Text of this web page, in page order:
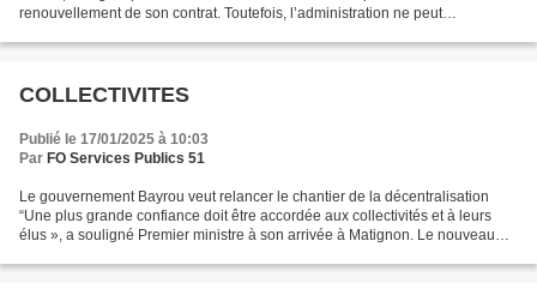
renouvellement de son contrat. Toutefois, l’administration ne peut
COLLECTIVITES
Publié le 17/01/2025 à 10:03
Par FO Services Publics 51
Le gouvernement Bayrou veut relancer le chantier de la décentralisation
“Une plus grande confiance doit être accordée aux collectivités et à leurs
élus », a souligné Premier ministre à son arrivée à Matignon. Le nouveau